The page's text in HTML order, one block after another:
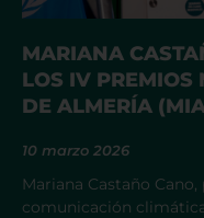
MARIANA
LOS IV PREMIOS
DE ALMERÍA
10 marzo 2026
Mariana Castaño
comunicación